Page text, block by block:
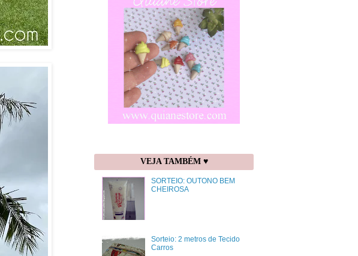
VEJA TAMBÉM ♥
SORTEIO: OUTONO BEM
CHEIROSA
Sorteio: 2 metros de Tecido
Carros